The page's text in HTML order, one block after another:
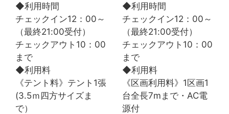
受付時間10:00-19:00
GRILL
Tel.06-6467-5800 受付時間11:00-21:00
◆利用時間
チェックイン12：00～
（最終21:00受付）
チェックアウト10：00
まで
◆利用料
《テント料》テント1張
(3.5ｍ四方サイズま
で）
◆利用時間
チェックイン12：00～
（最終21:00受付）
チェックアウト10：00
まで
◆利用料
《区画利用料》1区画1
台全長7mまで・AC電
源付